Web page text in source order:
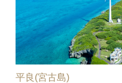
平良(宮古島)